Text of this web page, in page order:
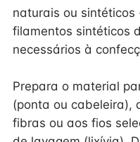
naturais ou
filamentos sintéticos
necessários à
Prepara o material
(ponta ou cabeleira),
fibras ou aos fios